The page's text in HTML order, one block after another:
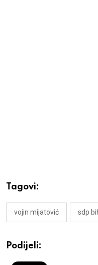
Tagovi:
vojin mijatović sdp
Podijeli: